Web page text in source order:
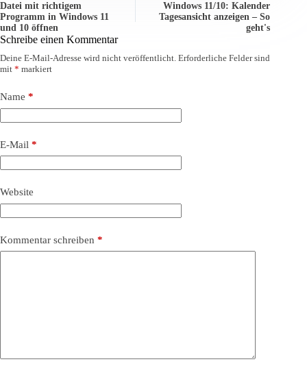
Datei mit richtigem
Programm in Windows 11
und 10 öffnen
Windows 11/10: Kalender
Tagesansicht anzeigen – So
geht's
Schreibe einen Kommentar
Deine E-Mail-Adresse wird nicht veröffentlicht. Erforderliche Felder sind
mit * markiert
Name *
E-Mail *
Website
Kommentar schreiben *